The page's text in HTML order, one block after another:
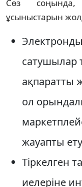
Сөз соңында,
ұсыныстарын
сатушылар
ақпаратты
ол
жауапты
Тіркелген
иелеріне